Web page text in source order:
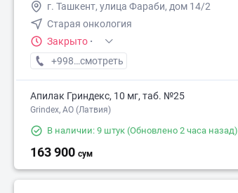
г. Ташкент, улица Фараби, дом 14/2
Старая онкология
Закрыто ·
+998 (33) XXX-XX-XX
смотреть
Апилак Гриндекс, 10 мг, таб. №25
Grindex, АО (Латвия)
В наличии: 9 штук (Обновлено 2 часа назад)
163 900 сум